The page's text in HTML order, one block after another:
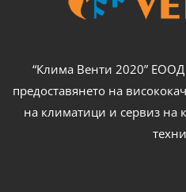
“Клима Венти 2020”
предоставянето на
на климатици и сервиз на